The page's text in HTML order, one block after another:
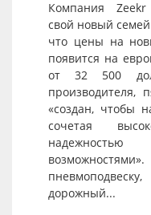
Компания
свой новый
что цены на
появится на
от 32 500
производителя,
«создан, чтобы
сочетая
дорожный...